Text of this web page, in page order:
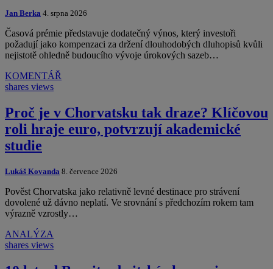
Jan Berka 4. srpna 2026
Časová prémie představuje dodatečný výnos, který investoři
požadují jako kompenzaci za držení dlouhodobých dluhopisů kvůli
nejistotě ohledně budoucího vývoje úrokových sazeb…
KOMENTÁŘ
shares views
Proč je v Chorvatsku tak draze? Klíčovou
roli hraje euro, potvrzují akademické
studie
Lukáš Kovanda 8. července 2026
Pověst Chorvatska jako relativně levné destinace pro strávení
dovolené už dávno neplatí. Ve srovnání s předchozím rokem tam
výrazně vzrostly…
ANALÝZA
shares views